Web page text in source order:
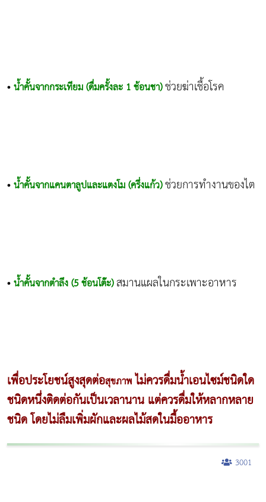
• น้ำคั้นจากกระเทียม (ดื่มครั้งละ 1 ช้อนชา)ช่วยฆ่าเชื้อโรค
• น้ำคั้นจากแคนตาลูปและแตงโม (ครึ่งแก้ว)ช่วยการทำงานของไต
• น้ำคั้นจากตำลึง (5 ช้อนโต๊ะ)สมานแผลในกระเพาะอาหาร
เพื่อประโยชน์สูงสุดต่อสุขภาพไม่ควรดื่มน้ำเอนไซม์ชนิดใด
ชนิดหนึ่งติดต่อกันเป็นเวลานาน แต่ควรดื่มให้หลากหลาย
ชนิด โดยไม่ลืมเพิ่มผักและผลไม้สดในมื้ออาหาร
3001